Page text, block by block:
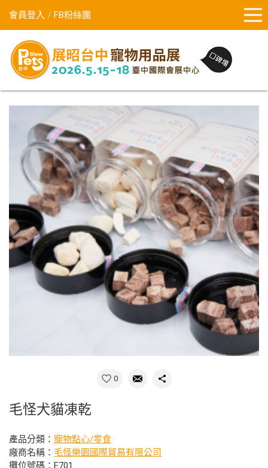
會員登入 FB粉絲團
0
毛怪犬貓凍乾
產品分類： 寵物點心/零食
廠商名稱： 毛怪樂園國際貿易有限公司
攤位號碼：E701